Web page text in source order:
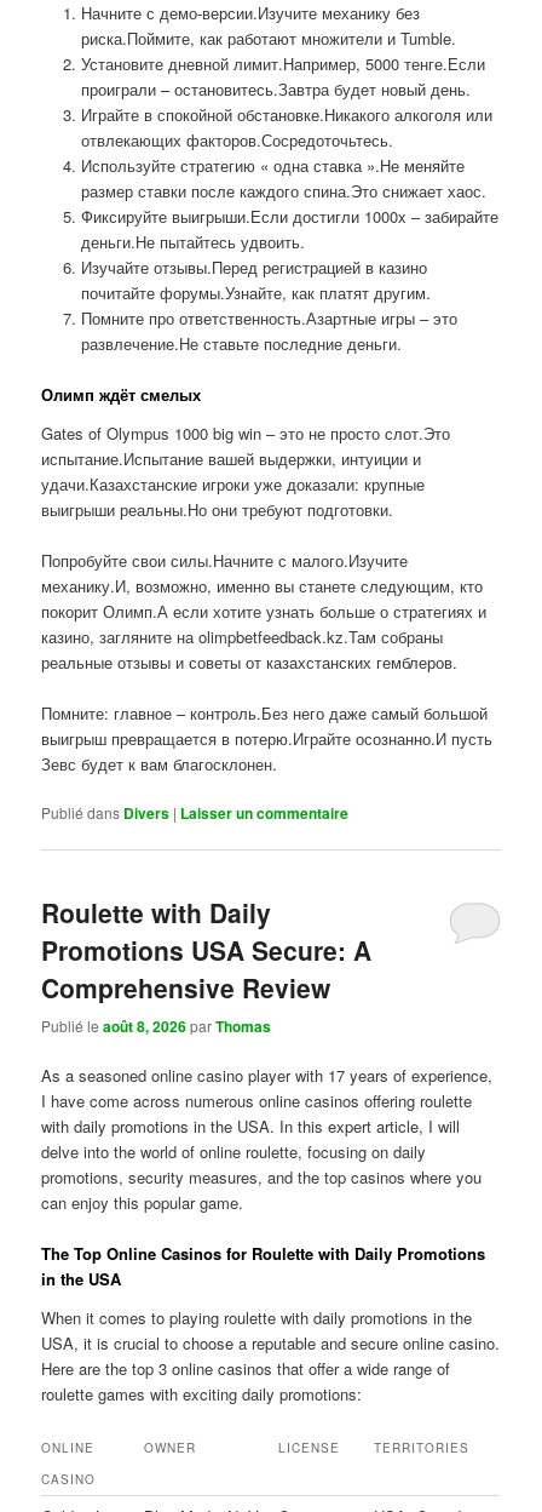
Начните с демо-версии.Изучите механику без
риска.Поймите, как работают множители и Tumble.
Установите дневной лимит.Например, 5000 тенге.Если
проиграли – остановитесь.Завтра будет новый день.
Играйте в спокойной обстановке.Никакого алкоголя или
отвлекающих факторов.Сосредоточьтесь.
Используйте стратегию « одна ставка ».Не меняйте
размер ставки после каждого спина.Это снижает хаос.
Фиксируйте выигрыши.Если достигли 1000x – забирайте
деньги.Не пытайтесь удвоить.
Изучайте отзывы.Перед регистрацией в казино
почитайте форумы.Узнайте, как платят другим.
Помните про ответственность.Азартные игры – это
развлечение.Не ставьте последние деньги.
Олимп ждёт смелых
Gates of Olympus 1000 big win – это не просто слот.Это
испытание.Испытание вашей выдержки, интуиции и
удачи.Казахстанские игроки уже доказали: крупные
выигрыши реальны.Но они требуют подготовки.
Попробуйте свои силы.Начните с малого.Изучите
механику.И, возможно, именно вы станете следующим, кто
покорит Олимп.А если хотите узнать больше о стратегиях и
казино, загляните на olimpbetfeedback.kz.Там собраны
реальные отзывы и советы от казахстанских гемблеров.
Помните: главное – контроль.Без него даже самый большой
выигрыш превращается в потерю.Играйте осознанно.И пусть
Зевс будет к вам благосклонен.
Publié dans Divers | Laisser un commentaire
Roulette with Daily
Promotions USA Secure: A
Comprehensive Review
Publié leaoût 8, 2026parThomas
As a seasoned online casino player with 17 years of experience,
I have come across numerous online casinos offering roulette
with daily promotions in the USA. In this expert article, I will
delve into the world of online roulette, focusing on daily
promotions, security measures, and the top casinos where you
can enjoy this popular game.
The Top Online Casinos for Roulette with Daily Promotions
in the USA
When it comes to playing roulette with daily promotions in the
USA, it is crucial to choose a reputable and secure online casino.
Here are the top 3 online casinos that offer a wide range of
roulette games with exciting daily promotions:
ONLINE
CASINO
OWNER LICENSE TERRITORIES